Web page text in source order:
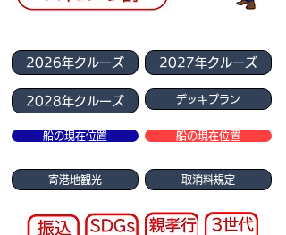
2026年クルーズ 2027年クルーズ
2028年クルーズ デッキプラン
船の現在位置 船の現在位置
寄港地観光 取消料規定